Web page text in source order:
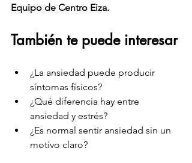
Equipo de Centro Eiza.
También te puede interesar
¿La ansiedad puede producir
síntomas físicos?
¿Qué diferencia hay entre
ansiedad y estrés?
¿Es normal sentir ansiedad sin un
motivo claro?